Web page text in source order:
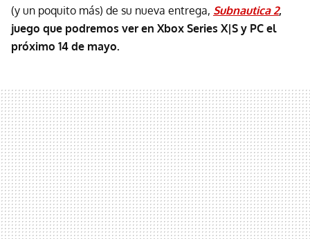
(y un poquito más) de su nueva entrega, Subnautica 2,
juego que podremos ver en Xbox Series X|S y PC el
próximo 14 de mayo.